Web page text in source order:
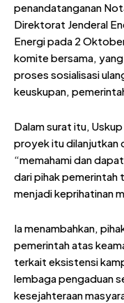
penandatanganan
Direktorat Jenderal
Energi pada 2
komite bersama, yang
proses sosialisasi
keuskupan,
Dalam surat itu,
proyek itu dilanjutkan
“memahami dan
dari pihak
menjadi keprihatinan
Ia menambahkan,
pemerintah atas
terkait eksistensi
lembaga pengaduan
kesejahteraan